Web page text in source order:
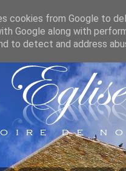
cookies from Google to
Google along with
to detect and address